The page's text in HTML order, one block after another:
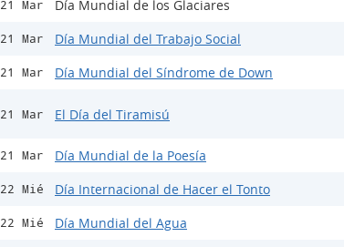
21 Mar Día Mundial de los Glaciares
21 Mar Día Mundial del Trabajo Social
21 Mar Día Mundial del Síndrome de Down
21 Mar El Día del Tiramisú
21 Mar Día Mundial de la Poesía
22 Mié Día Internacional de Hacer el Tonto
22 Mié Día Mundial del Agua